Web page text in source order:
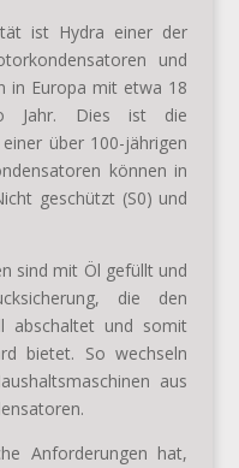
ist Hydra einer der
und
in Europa mit etwa 18
Jahr. Dies ist die
über 100-jährigen
können in
geschützt (S0) und
sind mit Öl gefüllt und
die den
abschaltet und somit
bietet. So wechseln
aus
Anforderungen hat,